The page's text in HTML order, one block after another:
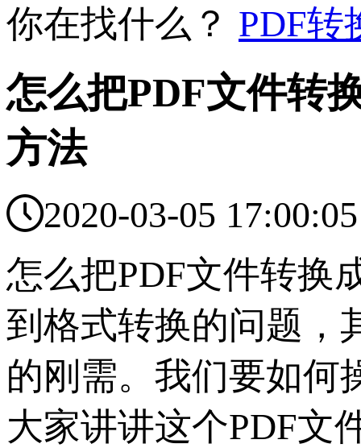
你在找什么？ PDF
怎么把PDF文件转
方法
2020-03-05 17:00:05
怎么把PDF文件转换
到格式转换的问题，
的刚需。我们要如何
大家讲讲这个PDF文